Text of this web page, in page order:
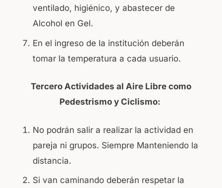
ventilado, higiénico, y abastecer de
Alcohol en Gel.
En el ingreso de la institución deberán
tomar la temperatura a cada usuario.
Tercero Actividades al Aire Libre como
Pedestrismo y Ciclismo:
No podrán salir a realizar la actividad en
pareja ni grupos. Siempre Manteniendo la
distancia.
Si van caminando deberán respetar la